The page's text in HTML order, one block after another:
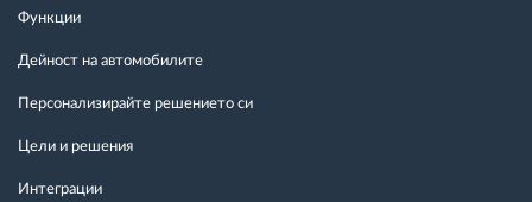
Функции
Дейност на автомобилите
Персонализирайте решението си
Цели и решения
Интеграции